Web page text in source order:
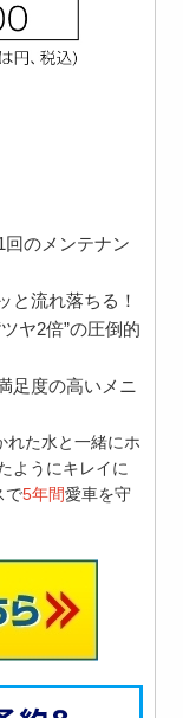
回のメンテナン
と流れ落ちる！
ヤ2倍”の圧倒的
足度の高いメニ
れた水と一緒にホ
ようにキレイに
で5年間愛車を守